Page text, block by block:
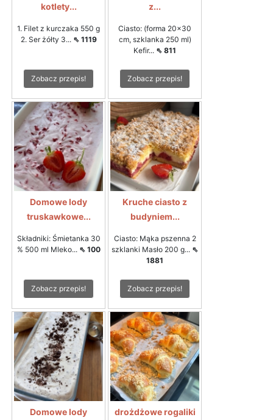
kotlety...
1. Filet z kurczaka 550 g
2. Ser żółty 3... ⇖ 1119
Zobacz przepis!
z...
Ciasto: (forma 20x30
cm, szklanka 250 ml)
Kefir... ⇖ 811
Zobacz przepis!
Domowe lody
truskawkowe...
Składniki: Śmietanka 30
% 500 ml Mleko... ⇖ 100
Zobacz przepis!
Kruche ciasto z
budyniem...
Ciasto: Mąka pszenna 2
szklanki Masło 200 g... ⇖
1881
Zobacz przepis!
Domowe lody drożdżowe rogaliki